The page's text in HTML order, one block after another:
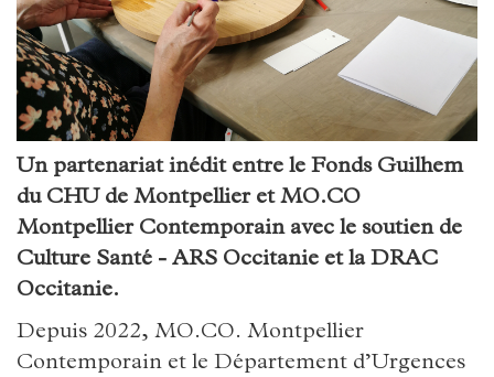
Un partenariat inédit entre le Fonds Guilhem
du CHU de Montpellier et MO.CO
Montpellier Contemporain avec le soutien de
Culture Santé - ARS Occitanie et la DRAC
Occitanie.
Depuis 2022, MO.CO. Montpellier
Contemporain et le Département d’Urgences